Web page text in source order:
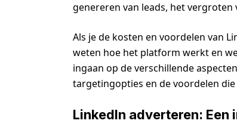
genereren van leads, het
Als je de kosten en voordelen van
weten hoe het platform werkt en
ingaan op de verschillende
targetingopties en de voordelen
LinkedIn adverteren: Een